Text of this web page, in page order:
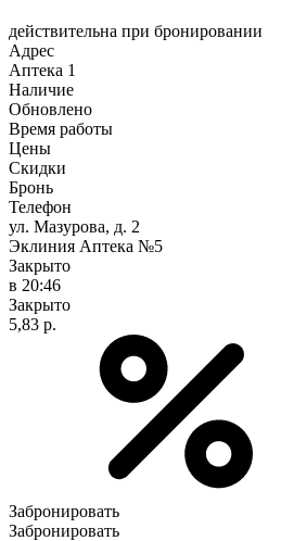
действительна при бронировании
Адрес
Аптека 1
Наличие
Обновлено
Время работы
Цены
Скидки
Бронь
Телефон
ул. Мазурова, д. 2
Эклиния Аптека №5
Закрыто
в 20:46
Закрыто
5,83 р.
Забронировать
Забронировать